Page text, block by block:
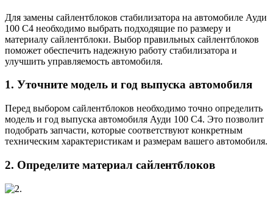
Для замены сайлентблоков стабилизатора на автомобиле Ауди
100 С4 необходимо выбрать подходящие по размеру и
материалу сайлентблоки. Выбор правильных сайлентблоков
поможет обеспечить надежную работу стабилизатора и
улучшить управляемость автомобиля.
1. Уточните модель и год выпуска автомобиля
Перед выбором сайлентблоков необходимо точно определить
модель и год выпуска автомобиля Ауди 100 С4. Это позволит
подобрать запчасти, которые соответствуют конкретным
техническим характеристикам и размерам вашего автомобиля.
2. Определите материал сайлентблоков